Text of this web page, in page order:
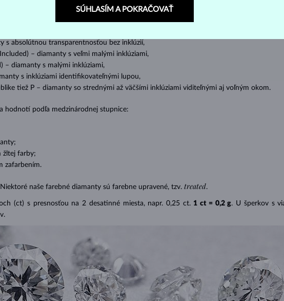
(štvorboký alebo trojboký výbrus s ostrými rohmi, populárny najmä u
tzv. inkluzií čiže vnútorných nedokonalostí diamantu:
s absolútnou transparentnosťou bez inklúzií,
– diamanty s veľmi malými inklúziami,
– diamanty s malými inklúziami,
s inklúziami identifikovateľnými lupou,
tiež P – diamanty so strednými až väčšími inklúziami viditeľnými aj voľným okom.
hodnotí podľa medzinárodnej stupnice:
žltej farby;
zafarbením.
naše farebné diamanty sú farebne upravené, tzv. treated.
(ct) s presnosťou na 2 desatinné miesta, napr. 0,25 ct. 1 ct = 0,2 g. U šperkov s
SÚHLASÍM A POKRAČOVAŤ